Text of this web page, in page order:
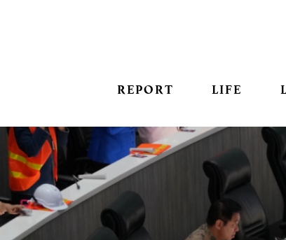
REPORT LIFE